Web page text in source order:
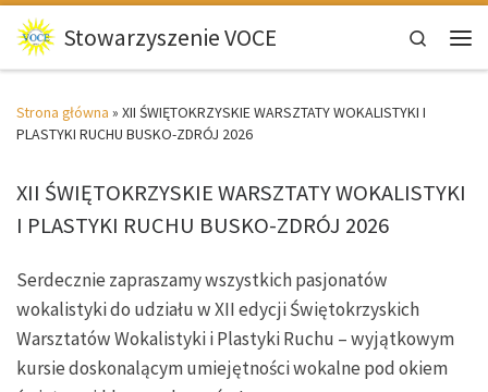
Przejdź do treści
Stowarzyszenie VOCE
Search
Strona główna » XII ŚWIĘTOKRZYSKIE WARSZTATY WOKALISTYKI I
PLASTYKI RUCHU BUSKO-ZDRÓJ 2026
XII ŚWIĘTOKRZYSKIE WARSZTATY WOKALISTYKI
I PLASTYKI RUCHU BUSKO-ZDRÓJ 2026
Serdecznie zapraszamy wszystkich pasjonatów
wokalistyki do udziału w XII edycji Świętokrzyskich
Warsztatów Wokalistyki i Plastyki Ruchu – wyjątkowym
kursie doskonalącym umiejętności wokalne pod okiem